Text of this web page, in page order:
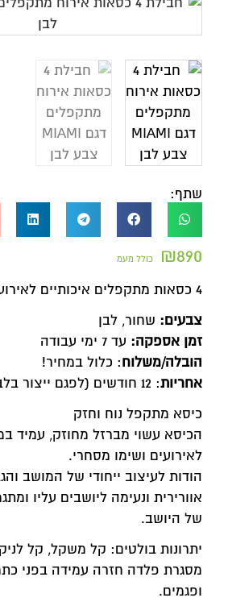
שתף:
₪890 כולל מעמ
4 כסאות מתקפלים איכותיים לאירועים, כנסים, אירוח
צבעים: שחור, לבן
זמן אספקה: עד 7 ימי עבודה
הובלה/משלוח: כלול במחיר!
אחריות: 12 חודשים (לפגם ייצור בלבד)
כיסא מתקפל נוח וחזק
הכיסא עשוי מברזל מחוזק, עמיד
לאירועים ושימו מסחרי.
הודות לעיצוב ייחודי של המושב
אוורירית ונעימה ליושבים עליו
של היושב.
יתרונות בולטים: קל משקל, קל
מסגרת פלדה חזרה עמידה בפני
ופגמים.